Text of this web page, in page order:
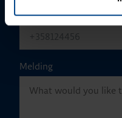
Telefonnummer
Melding